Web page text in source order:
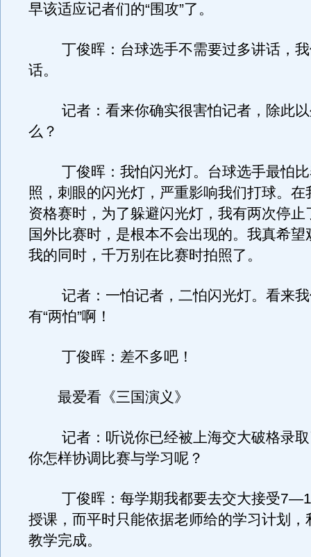
早该适应记者们的“围攻”了。
丁俊晖：台球选手不需要过多讲话，我
话。
记者：看来你确实很害怕记者，除此以
么？
丁俊晖：我怕闪光灯。台球选手最怕比
照，刺眼的闪光灯，严重影响我们打球。在
资格赛时，为了躲避闪光灯，我有两次停止
国外比赛时，是根本不会出现的。我真希望
我的同时，千万别在比赛时拍照了。
记者：一怕记者，二怕闪光灯。看来我
有“两怕”啊！
丁俊晖：差不多吧！
最爱看《三国演义》
记者：听说你已经被上海交大破格录取
你怎样协调比赛与学习呢？
丁俊晖：每学期我都要去交大接受
授课，而平时只能依据老师给的学习计划，
教学完成。